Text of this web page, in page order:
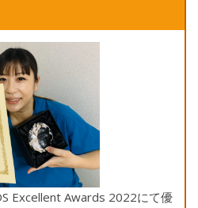
Excellent Awards 2022にて優